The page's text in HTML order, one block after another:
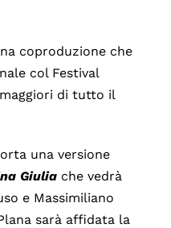
coproduzione che
col Festival
di tutto il
una versione
Giulia che vedrà
e Massimiliano
sarà affidata la